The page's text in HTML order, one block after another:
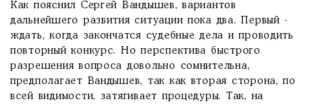
Как пояснил Сергей Вандышев, вариантов
дальнейшего развития ситуации пока два. Первый -
ждать, когда закончатся судебные дела и проводить
повторный конкурс. Но перспектива быстрого
разрешения вопроса довольно сомнительна,
предполагает Вандышев, так как вторая сторона, по
всей видимости, затягивает процедуры. Так, на